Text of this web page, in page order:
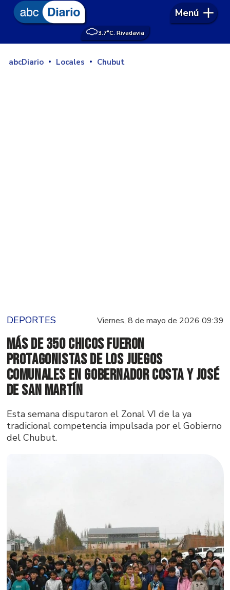
3.7°C. Rivadavia
Menú
abcDiario Locales Chubut
DEPORTES Viernes, 8 de mayo de 2026 09:39
Más de 350 chicos fueron
protagonistas de los Juegos
Comunales en Gobernador Costa y José
de San Martín
Esta semana disputaron el Zonal VI de la ya
tradicional competencia impulsada por el Gobierno
del Chubut.